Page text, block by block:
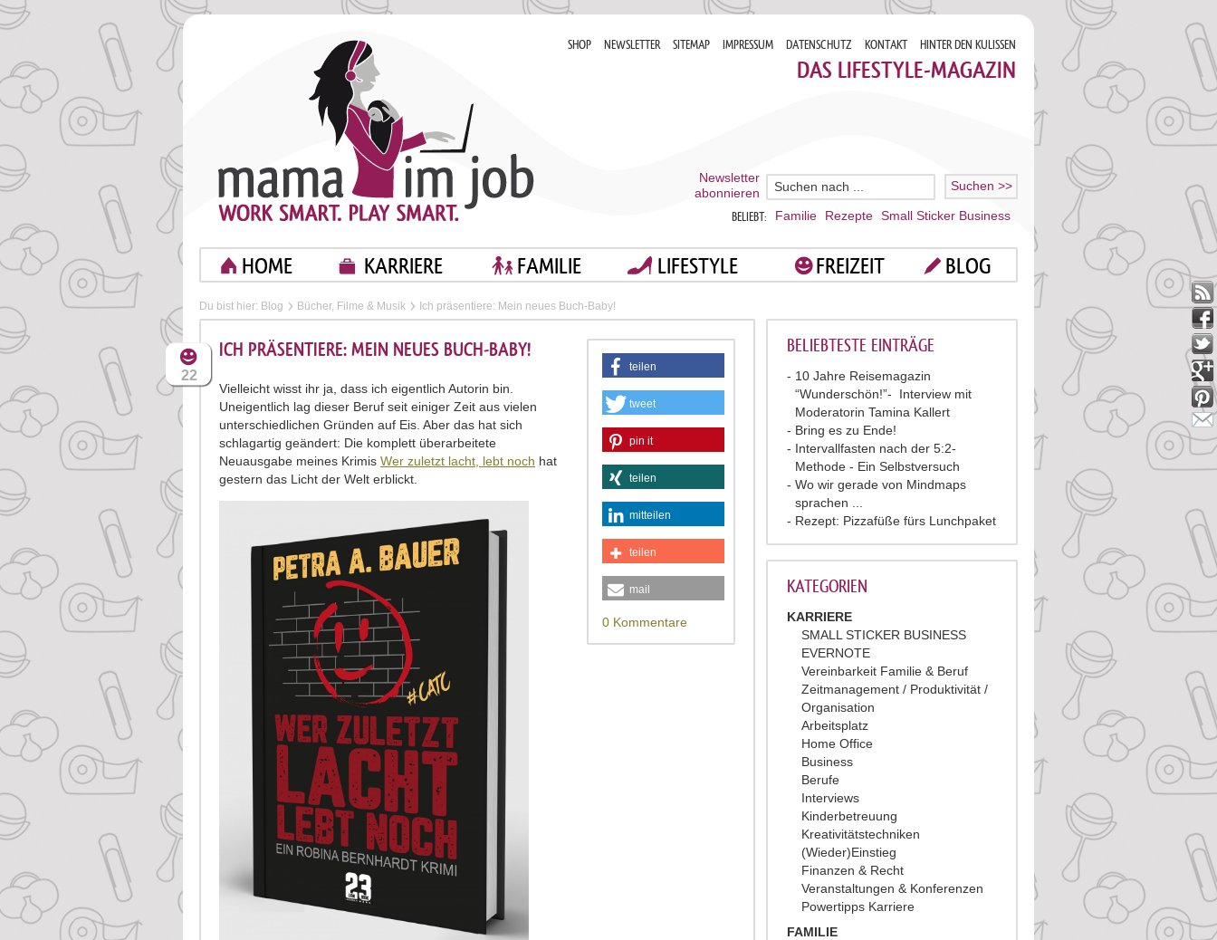
SHOP NEWSLETTER SITEMAP IMPRESSUM DATENSCHUTZ KONTAKT HINTER DEN KULISSEN
DAS LIFESTYLE-MAGAZIN
Newsletter
abonnieren
BELIEBT: Familie Rezepte Small Sticker Business
HOME KARRIERE FAMILIE LIFESTYLE FREIZEIT BLOG
Du bist hier: Blog Bücher, Filme & Musik Ich präsentiere: Mein neues Buch-Baby!
BELIEBTESTE EINTRÄGE
10 Jahre Reisemagazin
“Wunderschön!”- Interview mit
Moderatorin Tamina Kallert
Bring es zu Ende!
Intervallfasten nach der 5:2-
Methode - Ein Selbstversuch
Wo wir gerade von Mindmaps
sprachen ...
Rezept: Pizzafüße fürs Lunchpaket
KATEGORIEN
KARRIERE
SMALL STICKER BUSINESS
EVERNOTE
Vereinbarkeit Familie & Beruf
Zeitmanagement / Produktivität /
Organisation
Arbeitsplatz
Home Office
Business
Berufe
Interviews
Kinderbetreuung
Kreativitätstechniken
(Wieder)Einstieg
Finanzen & Recht
Veranstaltungen & Konferenzen
Powertipps Karriere
FAMILIE
teilen
tweet
pin it
teilen
mitteilen
teilen
mail
0 Kommentare
ICH PRÄSENTIERE: MEIN NEUES BUCH-BABY!
Vielleicht wisst ihr ja, dass ich eigentlich Autorin bin.
Uneigentlich lag dieser Beruf seit einiger Zeit aus vielen
unterschiedlichen Gründen auf Eis. Aber das hat sich
schlagartig geändert: Die komplett überarbeitete
Neuausgabe meines Krimis Wer zuletzt lacht, lebt noch hat
gestern das Licht der Welt erblickt.
22